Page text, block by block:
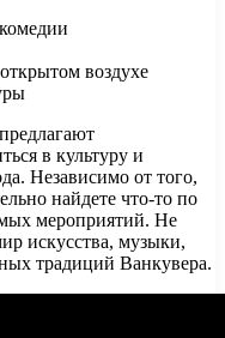
воздухе
в культуру и
Независимо от того,
найдете что-то по
мероприятий. Не
искусства, музыки,
традиций Ванкувера.